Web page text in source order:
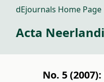
dEjournals Home Page
Acta
No. 5